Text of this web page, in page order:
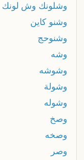
وشلونك وش لونك
وشنو كاين
وشنوحج
وشه
وشوشه
وشولة
وشوله
وصخ
وصخه
وصر